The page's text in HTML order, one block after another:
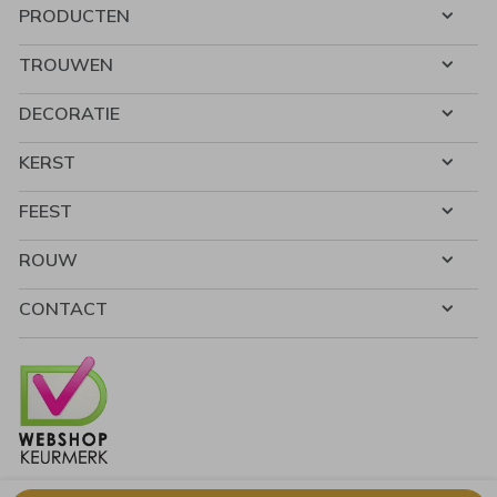
PRODUCTEN
TROUWEN
DECORATIE
KERST
FEEST
ROUW
CONTACT